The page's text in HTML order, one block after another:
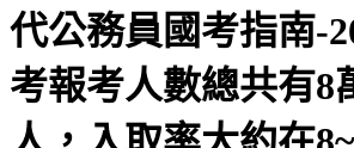
代公務員國考指南-
考報考人數總共有8